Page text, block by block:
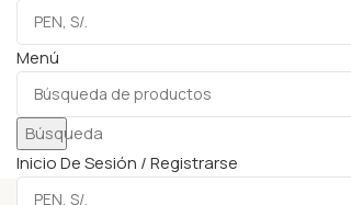
Menú
Búsqueda
Inicio De Sesión / Registrarse